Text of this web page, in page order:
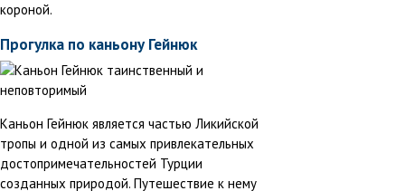
короной.
Прогулка по каньону Гейнюк
Каньон Гейнюк является частью Ликийской
тропы и одной из самых привлекательных
достопримечательностей Турции
созданных природой. Путешествие к нему